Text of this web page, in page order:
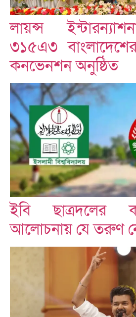
লায়ন্স
৩১৫এ৩
কনভেনশন অনুষ্ঠিত
ইবি ছাত্রদলের
আলোচনায় যে তরুণ